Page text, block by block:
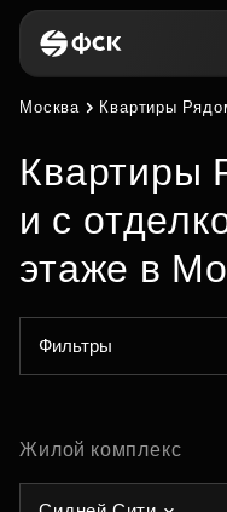
Москва Квартиры
Квартиры
и с
этаже в
Фильтры
Жилой комплекс